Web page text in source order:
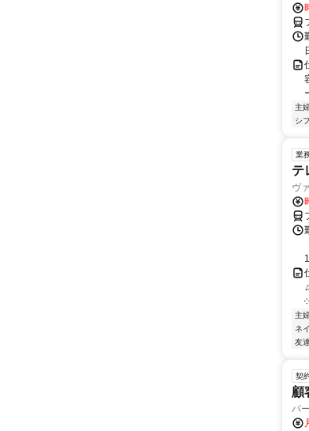
主
シ
業
テ
ヴ
主
ネ
友
契
顧
パ